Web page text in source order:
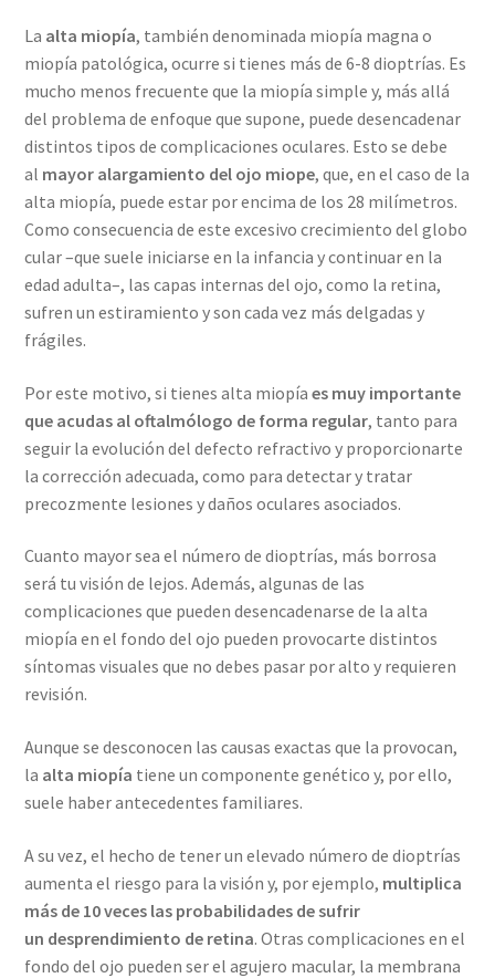
La alta miopía, también denominada miopía magna o
miopía patológica, ocurre si tienes más de 6-8 dioptrías. Es
mucho menos frecuente que la miopía simple y, más allá
del problema de enfoque que supone, puede desencadenar
distintos tipos de complicaciones oculares. Esto se debe
al mayor alargamiento del ojo miope, que, en el caso de la
alta miopía, puede estar por encima de los 28 milímetros.
Como consecuencia de este excesivo crecimiento del globo
cular –que suele iniciarse en la infancia y continuar en la
edad adulta–, las capas internas del ojo, como la retina,
sufren un estiramiento y son cada vez más delgadas y
frágiles.
Por este motivo, si tienes alta miopíaes muy importante
que acudas al oftalmólogo de forma regular, tanto para
seguir la evolución del defecto refractivo y proporcionarte
la corrección adecuada, como para detectar y tratar
precozmente lesiones y daños oculares asociados.
Cuanto mayor sea el número de dioptrías, más borrosa
será tu visión de lejos. Además, algunas de las
complicaciones que pueden desencadenarse de la alta
miopía en el fondo del ojo pueden provocarte distintos
síntomas visuales que no debes pasar por alto y requieren
revisión.
Aunque se desconocen las causas exactas que la provocan,
la alta miopía tiene un componente genético y, por ello,
suele haber antecedentes familiares.
A su vez, el hecho de tener un elevado número de dioptrías
aumenta el riesgo para la visión y, por ejemplo, multiplica
más de 10 veces las probabilidades de sufrir
un desprendimiento de retina. Otras complicaciones en el
fondo del ojo pueden ser el agujero macular, la membrana